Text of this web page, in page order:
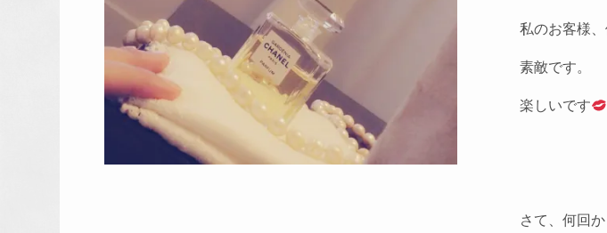
私のお客様
素敵です。
楽しいです
さて、何回